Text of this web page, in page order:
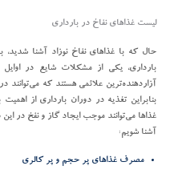
لیست غذاهای نفاخ در بارداری
حال که با غذاهای نفاخ نوزاد آشنا شدید،
بارداری، یکی از مشکلات شایع در
آزاردهنده‌ترین علائمی هستند که می‌توانند
بنابراین تغذیه در دوران بارداری از
غذاها می‌توانند موجب ایجاد گاز و نفخ در
آشنا شویم:
مصرف غذاهای پر حجم و پر کالری